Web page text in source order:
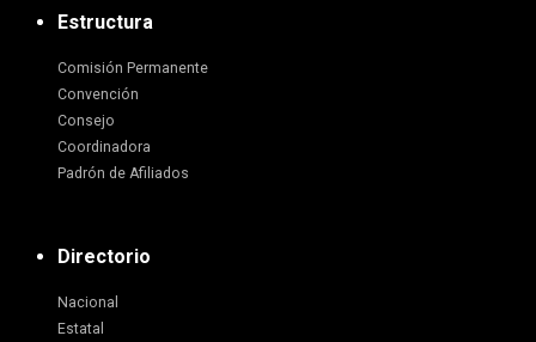
Estructura
Comisión Permanente
Convención
Consejo
Coordinadora
Padrón de Afiliados
Directorio
Nacional
Estatal